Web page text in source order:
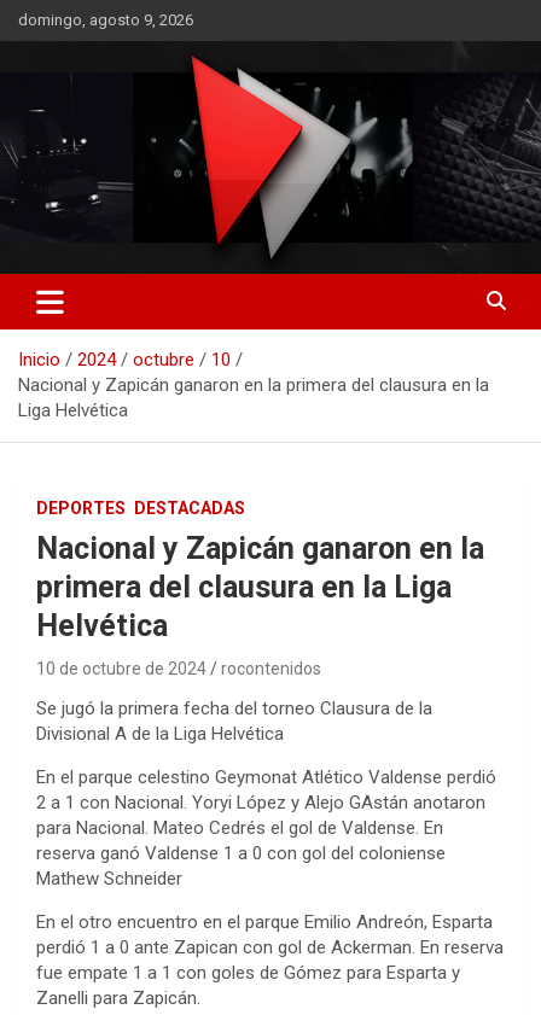
Saltar
al
domingo, agosto 9, 2026
RO CONTENIDOS
Inicio 2024 octubre
10
Nacional y Zapicán ganaron en la primera del clausura en la
Liga Helvética
DEPORTES DESTACADAS
Nacional y Zapicán ganaron en la
primera del clausura en la Liga
Helvética
10 de octubre de 2024 rocontenidos
Se jugó la primera fecha del torneo Clausura de la
Divisional A de la Liga Helvética
En el parque celestino Geymonat Atlético Valdense perdió
2 a 1 con Nacional. Yoryi López y Alejo GAstán anotaron
para Nacional. Mateo Cedrés el gol de Valdense. En
reserva ganó Valdense 1 a 0 con gol del coloniense
Mathew Schneider
En el otro encuentro en el parque Emilio Andreón, Esparta
perdió 1 a 0 ante Zapican con gol de Ackerman. En reserva
fue empate 1 a 1 con goles de Gómez para Esparta y
Zanelli para Zapicán.